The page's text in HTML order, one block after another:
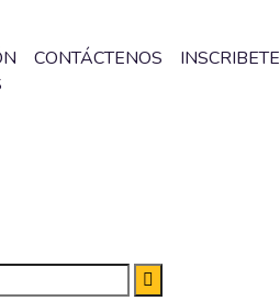
CONTÁCTENOS INSCRIBETE